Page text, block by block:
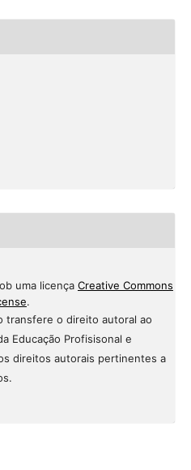
uma licença Creative Commons
.
transfere o direito autoral ao
Educação Profisisonal e
direitos autorais pertinentes a